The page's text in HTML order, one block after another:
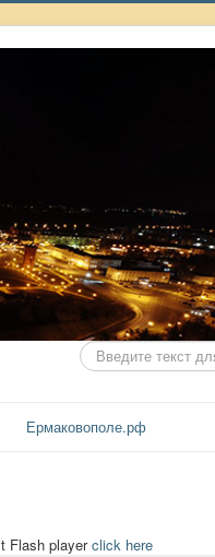
Искать...
Ермаковополе.рф
Flash playerclick here